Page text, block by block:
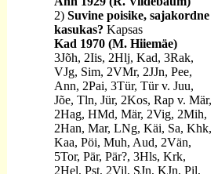
2)Suvine poisike, sajakordne
kasukas?Kapsas
Kad 1970 (M. Hiiemäe)
3Jõh, 2Iis, 2Hlj, Kad, 3Rak,
VJg, Sim, 2VMr, 2JJn, Pee,
Ann, 2Pai, 3Tür, Tür v. Juu,
Jõe, Tln, Jür, 2Kos, Rap v. Mär,
2Hag, HMd, Mär, 2Vig, 2Mih,
2Han, Mar, LNg, Käi, Sa, Khk,
Kaa, Pöi, Muh, Aud, 2Vän,
5Tor, Pär, Pär?, 3Hls, Krk,
2Hel, Pst, 2Vil, SJn, KJn, Pil,